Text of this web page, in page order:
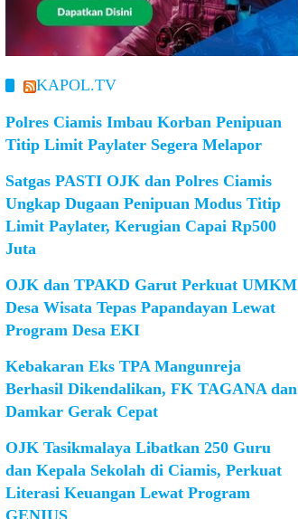
KAPOL.TV
Polres Ciamis Imbau Korban Penipuan
Titip Limit Paylater Segera Melapor
Satgas PASTI OJK dan Polres Ciamis
Ungkap Dugaan Penipuan Modus Titip
Limit Paylater, Kerugian Capai Rp500
Juta
OJK dan TPAKD Garut Perkuat UMKM
Desa Wisata Tepas Papandayan Lewat
Program Desa EKI
Kebakaran Eks TPA Mangunreja
Berhasil Dikendalikan, FK TAGANA dan
Damkar Gerak Cepat
OJK Tasikmalaya Libatkan 250 Guru
dan Kepala Sekolah di Ciamis, Perkuat
Literasi Keuangan Lewat Program
GENIUS